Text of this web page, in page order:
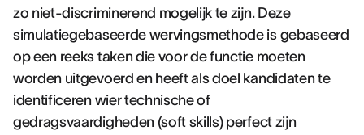
zo niet-discriminerend mogelijk te zijn. Deze
simulatiegebaseerde wervingsmethode is gebaseerd
op een reeks taken die voor de functie moeten
worden uitgevoerd en heeft als doel kandidaten te
identificeren wier technische of
gedragsvaardigheden (soft skills) perfect zijn